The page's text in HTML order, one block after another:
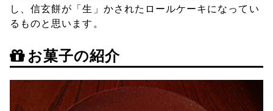
し、信玄餅が「生」かされたロールケーキになってい
るものと思います。
お菓子の紹介